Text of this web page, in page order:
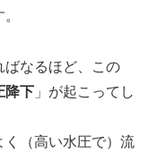
ばなるほど、この
降下 」が起こってし
く（高い水圧で）流